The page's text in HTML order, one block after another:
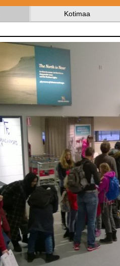
Kotimaa